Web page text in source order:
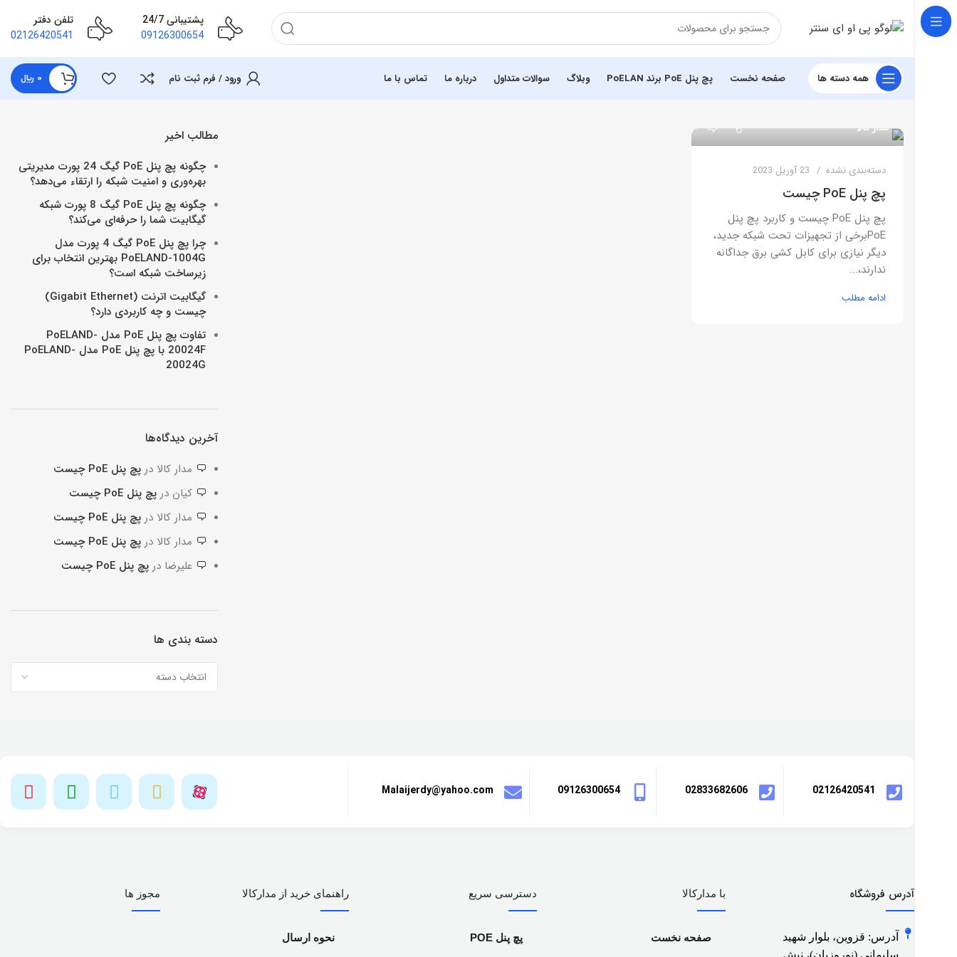
پشتیبانی 24/7
09126300654
تلفن دفتر
02126420541
همه دسته ها صفحه نخست پچ پنل PoE برند PoELAN وبلاگ سوالات متداول درباره ما تماس با ما ورود / فرم ثبت نام 0 ﷼
مدار کالا
دسته‌بندی نشده 23 آوریل 2023
پچ پنل PoE چیست
پچ پنل PoE چیست و کاربرد پچ پنل
PoEبرخی از تجهیزات تحت شبکه جدید،
دیگر نیازی برای کابل کشی برق جداگانه
ندارند،...
ادامه مطلب
مطالب اخیر
چگونه پچ پنل PoE گیگ 24 پورت مدیریتی
بهره‌وری و امنیت شبکه را ارتقاء می‌دهد؟
چگونه پچ پنل PoE گیگ 8 پورت شبکه
گیگابیت شما را حرفه‌ای می‌کند؟
چرا پچ پنل PoE گیگ 4 پورت مدل
PoELAND-1004G بهترین انتخاب برای
زیرساخت شبکه است؟
گیگابیت اترنت (Gigabit Ethernet)
چیست و چه کاربردی دارد؟
تفاوت پچ پنل PoE مدل PoELAND-
20024F با پچ پنل PoE مدل PoELAND-
20024G
آخرین دیدگاه‌ها
مدار کالا در پچ پنل PoE چیست
کیان در پچ پنل PoE چیست
مدار کالا در پچ پنل PoE چیست
مدار کالا در پچ پنل PoE چیست
علیرضا در پچ پنل PoE چیست
دسته بندی ها
02126420541
02833682606
09126300654
Malaijerdy@yahoo.com
آدرس فروشگاه
آدرس: قزوین، بلوار شهید
سلیمانی (نوروزیان)، نبش
با مدارکالا
صفحه نخست
دسترسی سریع
پچ پنل POE
راهنمای خرید از مدارکالا
نحوه ارسال
مجوز ها